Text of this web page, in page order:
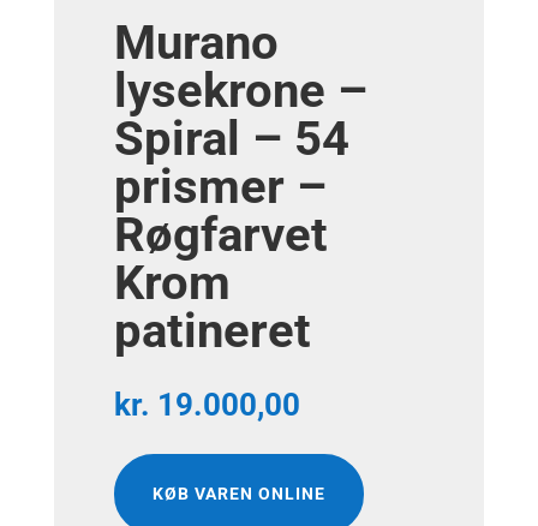
Murano
lysekrone –
Spiral – 54
prismer –
Røgfarvet
Krom
patineret
kr. 19.000,00
KØB VAREN ONLINE